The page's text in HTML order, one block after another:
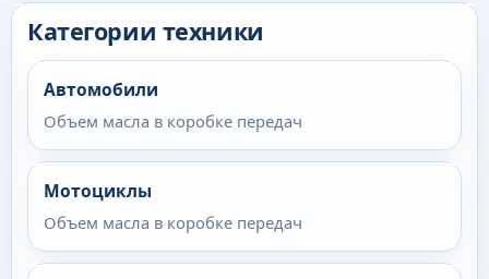
Категории техники
Автомобили
Объем масла в коробке передач
Мотоциклы
Объем масла в коробке передач